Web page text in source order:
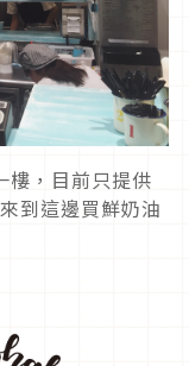
，目前只提供
到這邊買鮮奶油